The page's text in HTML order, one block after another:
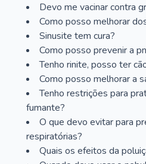
Devo me vacinar contra
Como posso melhorar
Sinusite tem cura?
Como posso prevenir a
Tenho rinite, posso ter
Como posso melhorar a
Tenho restrições para
fumante?
O que devo evitar para
respiratórias?
Quais os efeitos da